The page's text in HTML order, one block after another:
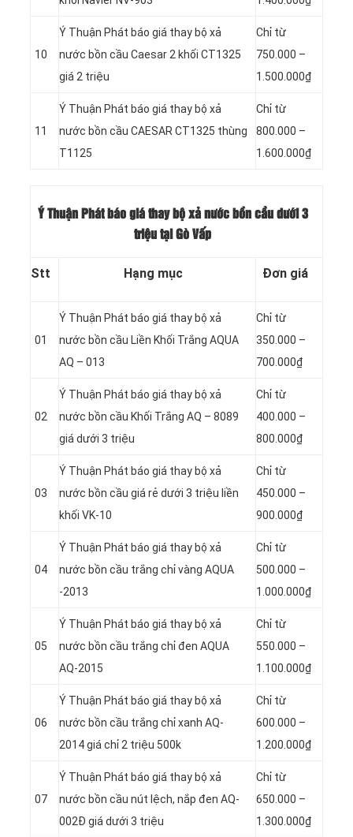
10
Ý Thuận Phát báo giá thay bộ xả
nước bồn cầu Caesar 2 khối CT1325
giá 2 triệu
Chỉ từ
750.000 –
1.500.000₫
11
Ý Thuận Phát báo giá thay bộ xả
nước bồn cầu CAESAR CT1325 thùng
T1125
Chỉ từ
800.000 –
1.600.000₫
Ý Thuận Phát báo giá thay bộ xả nước bồn cầu dưới 3
triệu tại Gò Vấp
Stt Hạng mục Đơn giá
01
Ý Thuận Phát báo giá thay bộ xả
nước bồn cầu Liền Khối Trắng AQUA
AQ – 013
Chỉ từ
350.000 –
700.000₫
02
Ý Thuận Phát báo giá thay bộ xả
nước bồn cầu Khối Trắng AQ – 8089
giá dưới 3 triệu
Chỉ từ
400.000 –
800.000₫
03
Ý Thuận Phát báo giá thay bộ xả
nước bồn cầu giá rẻ dưới 3 triệu liền
khối VK-10
Chỉ từ
450.000 –
900.000₫
04
Ý Thuận Phát báo giá thay bộ xả
nước bồn cầu trắng chỉ vàng AQUA
-2013
Chỉ từ
500.000 –
1.000.000₫
05
Ý Thuận Phát báo giá thay bộ xả
nước bồn cầu trắng chỉ đen AQUA
AQ-2015
Chỉ từ
550.000 –
1.100.000₫
06
Ý Thuận Phát báo giá thay bộ xả
nước bồn cầu trắng chỉ xanh AQ-
2014 giá chỉ 2 triệu 500k
Chỉ từ
600.000 –
1.200.000₫
07
Ý Thuận Phát báo giá thay bộ xả
nước bồn cầu nút lệch, nắp đen AQ-
002Đ giá dưới 3 triệu
Chỉ từ
650.000 –
1.300.000₫